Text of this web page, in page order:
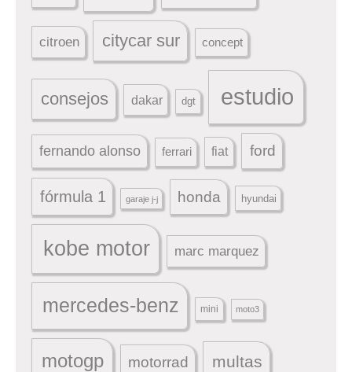
citroen citycar sur concept
consejos dakar dgt estudio
fernando alonso ferrari fiat ford
fórmula 1 garaje j-j honda hyundai
kobe motor marc marquez
mercedes-benz mini moto3
motogp motorrad multas